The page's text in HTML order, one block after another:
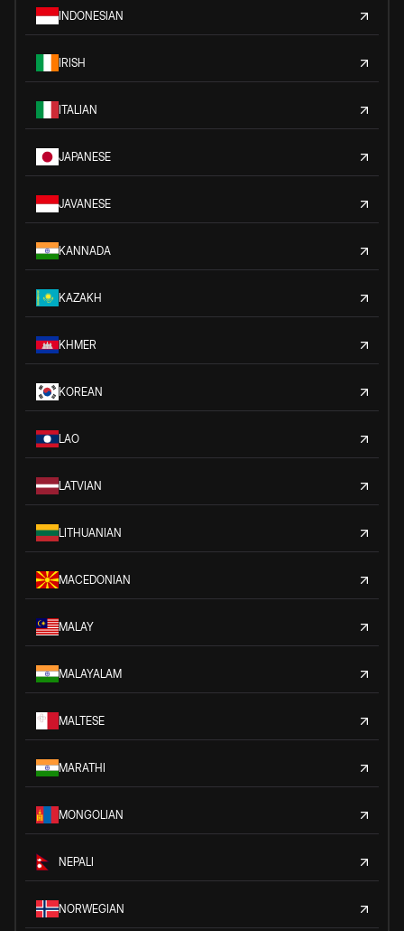
INDONESIAN
IRISH
ITALIAN
JAPANESE
JAVANESE
KANNADA
KAZAKH
KHMER
KOREAN
LAO
LATVIAN
LITHUANIAN
MACEDONIAN
MALAY
MALAYALAM
MALTESE
MARATHI
MONGOLIAN
NEPALI
NORWEGIAN